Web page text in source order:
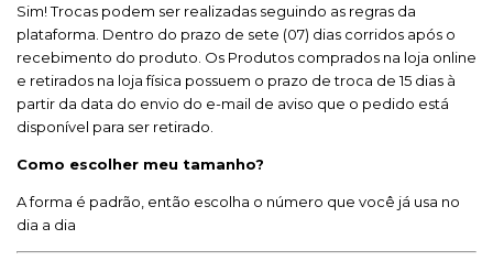
Sim! Trocas podem ser realizadas seguindo as regras da
plataforma. Dentro do prazo de sete (07) dias corridos após o
recebimento do produto. Os Produtos comprados na loja online
e retirados na loja física possuem o prazo de troca de 15 dias à
partir da data do envio do e-mail de aviso que o pedido está
disponível para ser retirado.
Como escolher meu tamanho?
A forma é padrão, então escolha o número que você já usa no
dia a dia